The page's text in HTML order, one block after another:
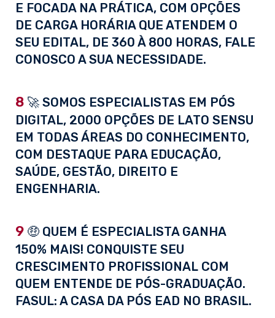
E FOCADA NA PRÁTICA, COM OPÇÕES
DE CARGA HORÁRIA QUE ATENDEM O
SEU EDITAL, DE 360 À 800 HORAS, FALE
CONOSCO A SUA NECESSIDADE.
8 🚀 SOMOS ESPECIALISTAS EM PÓS
DIGITAL, 2000 OPÇÕES DE LATO SENSU
EM TODAS ÁREAS DO CONHECIMENTO,
COM DESTAQUE PARA EDUCAÇÃO,
SAÚDE, GESTÃO, DIREITO E
ENGENHARIA.
9 🤑 QUEM É ESPECIALISTA GANHA
150% MAIS! CONQUISTE SEU
CRESCIMENTO PROFISSIONAL COM
QUEM ENTENDE DE PÓS-GRADUAÇÃO.
FASUL: A CASA DA PÓS EAD NO BRASIL.